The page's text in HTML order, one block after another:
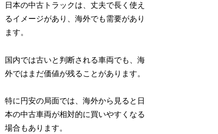
日本の中古トラックは、丈夫で長く使え
るイメージがあり、海外でも需要があり
ます。
国内では古いと判断される車両でも、海
外ではまだ価値が残ることがあります。
特に円安の局面では、海外から見ると日
本の中古車両が相対的に買いやすくなる
場合もあります。